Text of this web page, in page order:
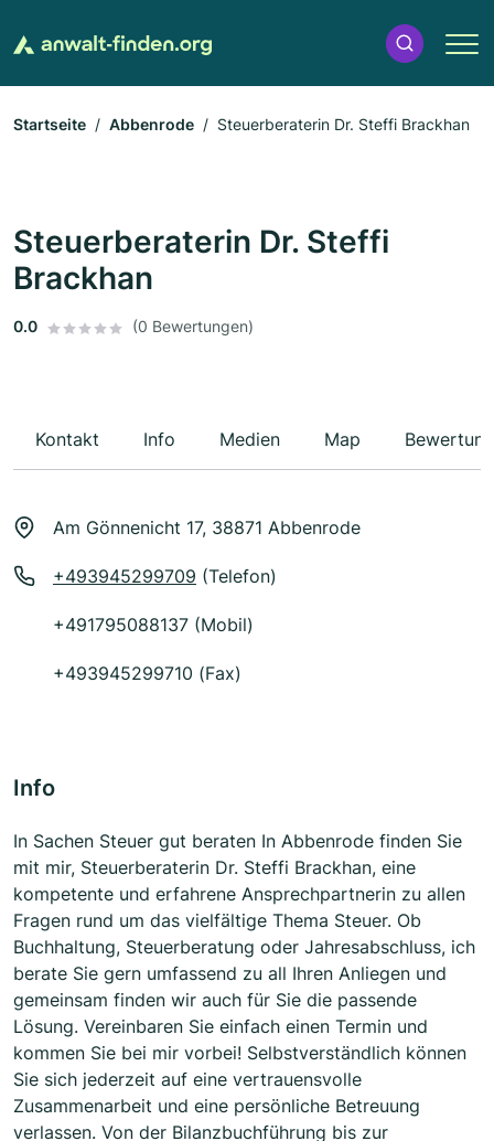
Startseite Abbenrode Steuerberaterin Dr. Steffi Brackhan
Steuerberaterin Dr. Steffi
Brackhan
0.0 (0 Bewertungen)
Kontakt Info Medien Map
Am Gönnenicht 17, 38871 Abbenrode
+493945299709 (Telefon)
+491795088137 (Mobil)
+493945299710 (Fax)
Info
In Sachen Steuer gut beraten In Abbenrode finden Sie
mit mir, Steuerberaterin Dr. Steffi Brackhan, eine
kompetente und erfahrene Ansprechpartnerin zu allen
Fragen rund um das vielfältige Thema Steuer. Ob
Buchhaltung, Steuerberatung oder Jahresabschluss, ich
berate Sie gern umfassend zu all Ihren Anliegen und
gemeinsam finden wir auch für Sie die passende
Lösung. Vereinbaren Sie einfach einen Termin und
kommen Sie bei mir vorbei! Selbstverständlich können
Sie sich jederzeit auf eine vertrauensvolle
Zusammenarbeit und eine persönliche Betreuung
verlassen. Von der Bilanzbuchführung bis zur